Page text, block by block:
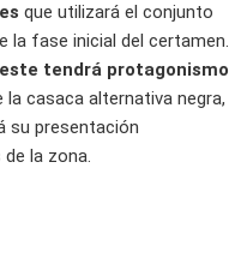
que utilizará el conjunto
la fase inicial del certamen.
tendrá protagonismo
la casaca alternativa negra,
su presentación
la zona.